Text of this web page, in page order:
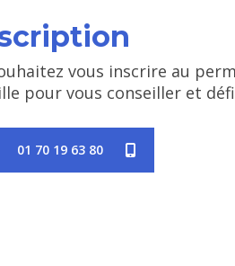
vous inscrire au
pour vous conseiller et
01 70 19 63 80